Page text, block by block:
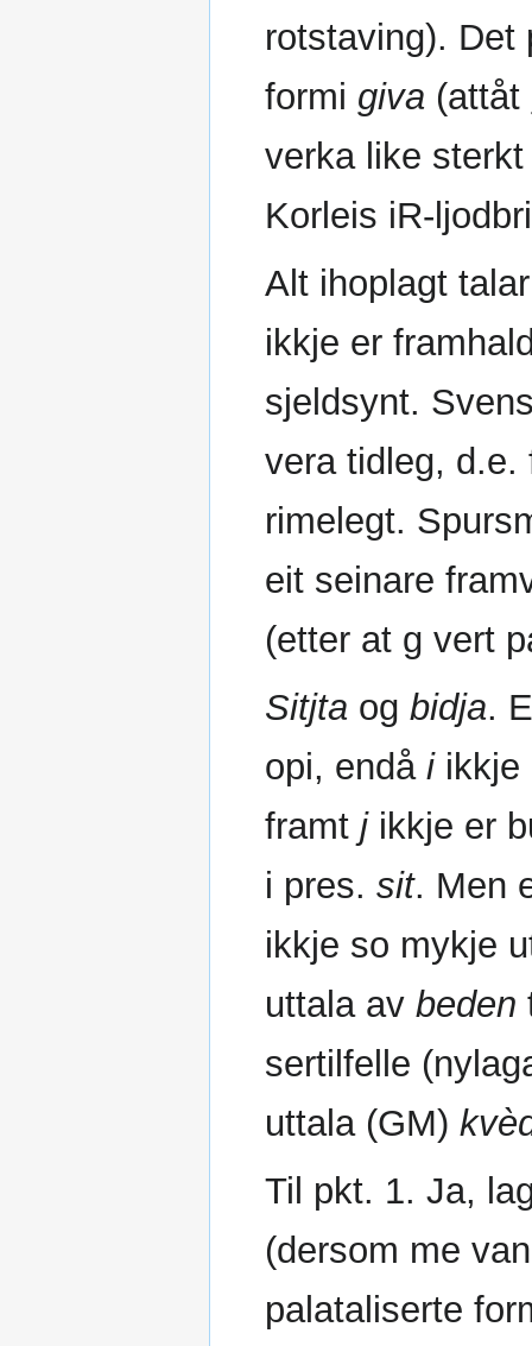
rotstaving). Det
formi giva (attåt
verka like
Korleis iR-
Alt ihoplagt
ikkje er
sjeldsynt.
vera tidleg,
rimelegt.
eit seinare
(etter at g vert
Sitjta ogbidja.
opi, endåiikkje
framtjikkje er
i pres.sit. Men
ikkje so mykje
uttala avbeden
sertilfelle
uttala (GM)
Til pkt. 1. Ja,
(dersom me
palataliserte